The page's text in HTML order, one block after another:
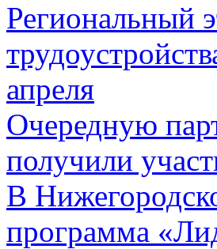
Региональный
апреля
Очередную
получили
В
программа